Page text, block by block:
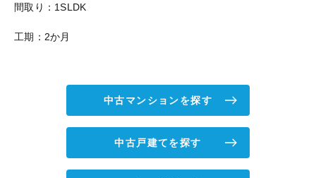
間取り：1SLDK
工期：2か月
中古マンションを探す
中古戸建てを探す